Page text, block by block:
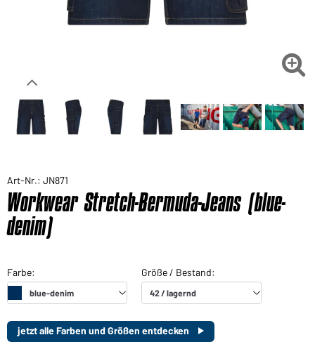

Art-Nr.: JN871
Workwear Stretch-Bermuda-Jeans (blue-
denim)
jetzt alle Farben und Größen entdecken